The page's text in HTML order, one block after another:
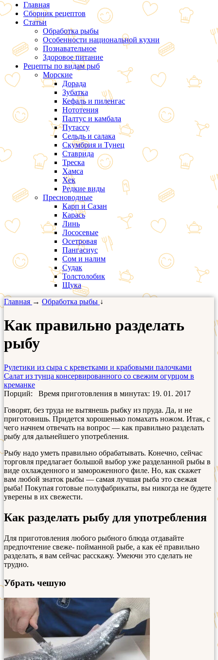
Главная
Сборник рецептов
Статьи
Обработка рыбы
Особенности национальной кухни
Познавательное
Здоровое питание
Рецепты по видам рыб
Морские
Дорада
Зубатка
Кефаль и пиленгас
Нототения
Палтус и камбала
Путассу
Сельдь и салака
Скумбрия и Тунец
Ставрида
Треска
Хамса
Хек
Редкие виды
Пресноводные
Карп и Сазан
Карась
Линь
Лососевые
Осетровая
Пангасиус
Сом и налим
Судак
Толстолобик
Щука
Главная → Обработка рыбы ↓
Как правильно разделать
рыбу
Рулетики из сыра с креветками и крабовыми палочками
Салат из тунца консервированного со свежим огурцом в
креманке
Порций: Время приготовления в минутах: 19. 01. 2017
Говорят, без труда не вытянешь рыбку из пруда. Да, и не
приготовишь. Придется хорошенько помахать ножом. Итак, с
чего начнем отвечать на вопрос — как правильно разделать
рыбу для дальнейшего употребления.
Рыбу надо уметь правильно обрабатывать. Конечно, сейчас
торговля предлагает большой выбор уже разделанной рыбы в
виде охлажденного и замороженного филе. Но, как скажет
вам любой знаток рыбы — самая лучшая рыба это свежая
рыба! Покупая готовые полуфабрикаты, вы никогда не будете
уверены в их свежести.
Как разделать рыбу для употребления
Для приготовления любого рыбного блюда отдавайте
предпочтение свеже- пойманной рыбе, а как её правильно
разделать, я вам сейчас расскажу. Умеючи это сделать не
трудно.
Убрать чешую